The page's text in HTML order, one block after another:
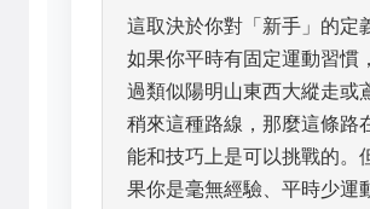
這取決於你對「新手」的定
如果你平時有固定運動習慣
過類似陽明山東西大縱走或
稍來這種路線，那麼這條路
能和技巧上是可以挑戰的。
果你是毫無經驗、平時少運